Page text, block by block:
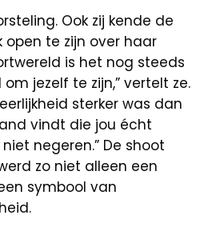
Ook zij kende de
open te zijn over haar
is het nog steeds
jezelf te zijn,” vertelt ze.
sterker was dan
vindt die jou écht
negeren.” De shoot
zo niet alleen een
symbool van